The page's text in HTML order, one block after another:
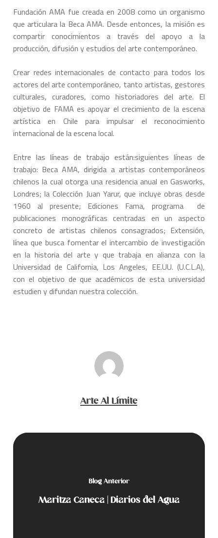
Fundación AMA fue creada en 2008 como un organismo
que articulara la Beca AMA. Desde entonces, la misión es
compartir conocimientos a través del apoyo a la
producción, difusión y estudios del arte contemporáneo.
Crear redes internacionales de contacto para todos los
actores del arte contemporáneo, tanto artistas, gestores
culturales, curadores, como historiadores del arte. El
objetivo de FAMA es apoyar el crecimiento de la escena
artística en Chile para impulsar el reconocimiento
internacional de la escena local.
Entre las líneas de trabajo están:siguientes líneas de
trabajo: Beca AMA, dirigida a artistas contemporáneos
chilenos la cual otorga una residencia anual en Gasworks,
Londres; la Colección Juan Yarur, que incluye obras desde
1960 al presente; Ediciones Fama, programa de
publicaciones monográficas centradas en un aspecto
concreto de artistas chilenos consagrados; Extensión,
línea que busca fomentar el intercambio de investigación
en la historia del arte y que trabaja en alianza con la
Universidad de California, Los Angeles, EE.UU. (U.C.L.A),
con el objetivo de que académicos de esta universidad
estudien y difundan nuestra colección.
Arte Al Límite
Blog Anterior
Maritza Caneca | Diarios del Agua